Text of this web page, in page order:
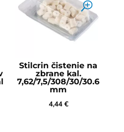
Stilcrin čistenie na
zbrane kal.
7,62/7,5/308/30/30.6
mm
4,44 €